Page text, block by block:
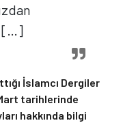
[…]
İslamcı Dergiler
tarihlerinde
hakkında bilgi